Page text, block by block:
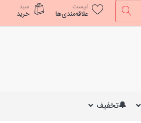
لیست
علاقه‌مندی‌ها
سبد
خرید
🔔تخفیف